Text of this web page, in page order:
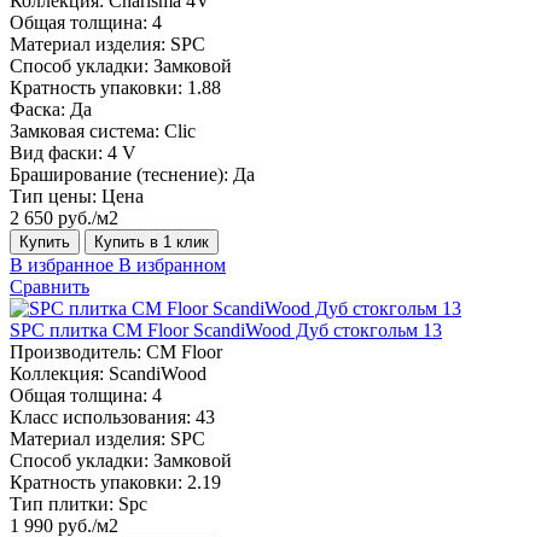
Общая толщина: 4
Материал изделия: SPC
Способ укладки: Замковой
Кратность упаковки: 1.88
Фаска: Да
Замковая система: Сlic
Вид фаски: 4 V
Браширование (теснение): Да
Тип цены: Цена
2 650 руб./м2
Купить Купить в 1 клик
В избранное В избранном
Сравнить
SPC плитка CM Floor ScandiWood Дуб стокгольм 13
Производитель: CM Floor
Коллекция: ScandiWood
Общая толщина: 4
Класс использования: 43
Материал изделия: SPC
Способ укладки: Замковой
Кратность упаковки: 2.19
Тип плитки: Spc
1 990 руб./м2